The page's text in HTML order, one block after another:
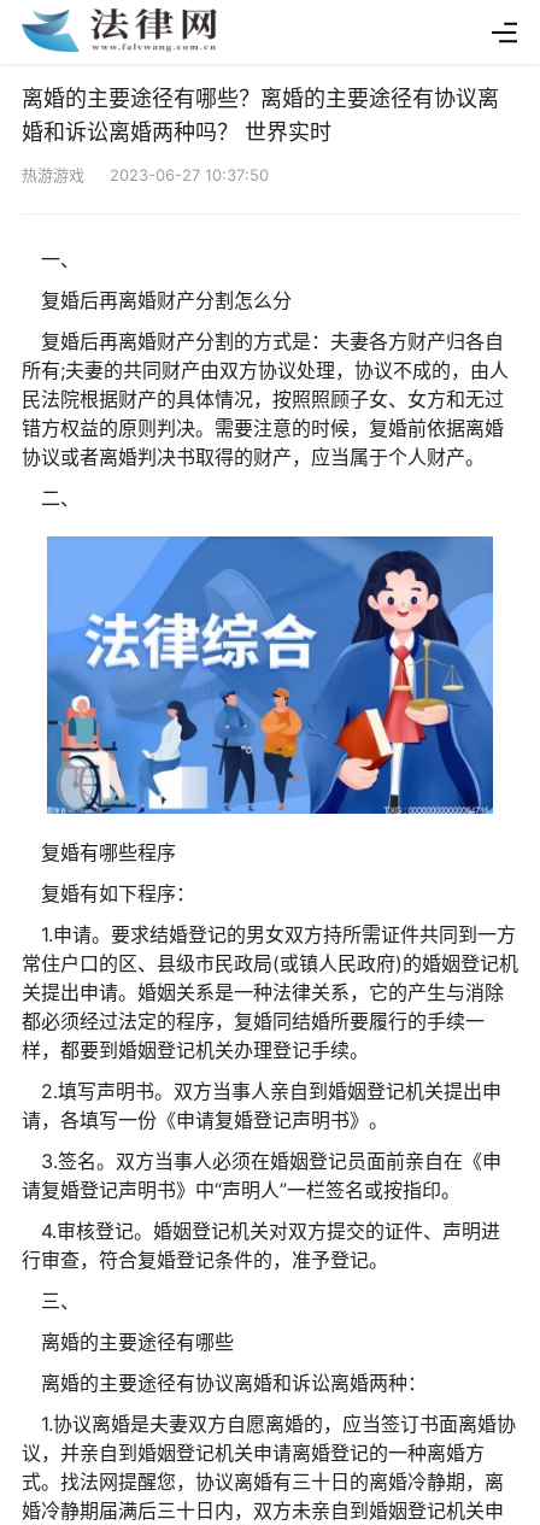
离婚的主要途径有哪些？离婚的主要途径有协议离
婚和诉讼离婚两种吗？ 世界实时
热游游戏 2023-06-27 10:37:50
一、
复婚后再离婚财产分割怎么分
复婚后再离婚财产分割的方式是：夫妻各方财产归各自
所有;夫妻的共同财产由双方协议处理，协议不成的，由人
民法院根据财产的具体情况，按照照顾子女、女方和无过
错方权益的原则判决。需要注意的时候，复婚前依据离婚
协议或者离婚判决书取得的财产，应当属于个人财产。
二、
复婚有哪些程序
复婚有如下程序：
1.申请。要求结婚登记的男女双方持所需证件共同到一方
常住户口的区、县级市民政局(或镇人民政府)的婚姻登记机
关提出申请。婚姻关系是一种法律关系，它的产生与消除
都必须经过法定的程序，复婚同结婚所要履行的手续一
样，都要到婚姻登记机关办理登记手续。
2.填写声明书。双方当事人亲自到婚姻登记机关提出申
请，各填写一份《申请复婚登记声明书》。
3.签名。双方当事人必须在婚姻登记员面前亲自在《申
请复婚登记声明书》中“声明人”一栏签名或按指印。
4.审核登记。婚姻登记机关对双方提交的证件、声明进
行审查，符合复婚登记条件的，准予登记。
三、
离婚的主要途径有哪些
离婚的主要途径有协议离婚和诉讼离婚两种：
1.协议离婚是夫妻双方自愿离婚的，应当签订书面离婚协
议，并亲自到婚姻登记机关申请离婚登记的一种离婚方
式。找法网提醒您，协议离婚有三十日的离婚冷静期，离
婚冷静期届满后三十日内，双方未亲自到婚姻登记机关申